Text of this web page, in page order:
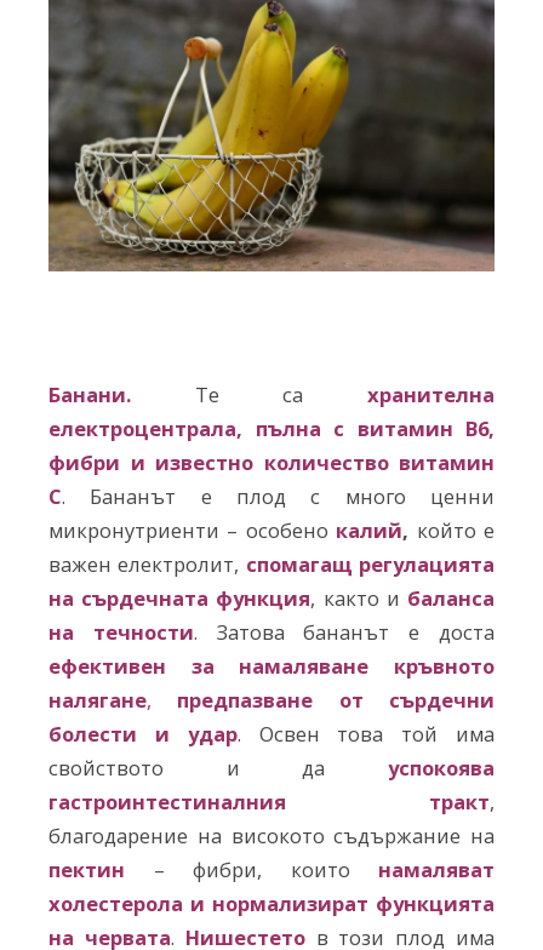
Банани. Те сахранителна
електроцентрала, пълна с витамин В6,
фибри и известно количество витамин
С. Бананът е плод с много ценни
микронутриенти – особено калий, който е
важен електролит, спомагащ регулацията
на сърдечната функция, както и баланса
на течности. Затова бананът е доста
ефективен за намаляване кръвното
налягане, предпазване от сърдечни
болести и удар. Освен това той има
свойството и да успокоява
гастроинтестиналния тракт,
благодарение на високото съдържание на
пектин – фибри, които намаляват
холестерола и нормализират функцията
на червата. Нишестетов този плод има